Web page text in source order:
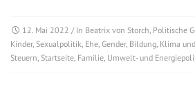
12. Mai 2022 / In Beatrix von Storch, Politische
Kinder, Sexualpolitik, Ehe, Gender, Bildung, Klima
Steuern, Startseite, Familie, Umwelt- und